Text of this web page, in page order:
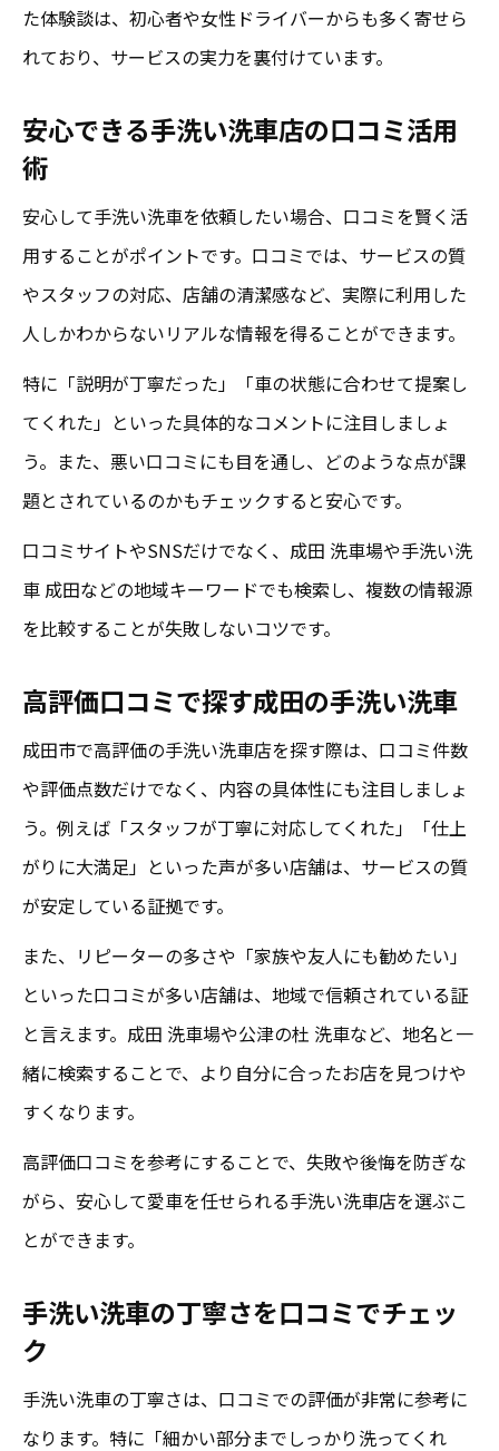
た体験談は、初心者や女性ドライバーからも多く寄せら
れており、サービスの実力を裏付けています。
安心できる手洗い洗車店の口コミ活用
術
安心して手洗い洗車を依頼したい場合、口コミを賢く活
用することがポイントです。口コミでは、サービスの質
やスタッフの対応、店舗の清潔感など、実際に利用した
人しかわからないリアルな情報を得ることができます。
特に「説明が丁寧だった」「車の状態に合わせて提案し
てくれた」といった具体的なコメントに注目しましょ
う。また、悪い口コミにも目を通し、どのような点が課
題とされているのかもチェックすると安心です。
口コミサイトやSNSだけでなく、成田 洗車場や手洗い洗
車 成田などの地域キーワードでも検索し、複数の情報源
を比較することが失敗しないコツです。
高評価口コミで探す成田の手洗い洗車
成田市で高評価の手洗い洗車店を探す際は、口コミ件数
や評価点数だけでなく、内容の具体性にも注目しましょ
う。例えば「スタッフが丁寧に対応してくれた」「仕上
がりに大満足」といった声が多い店舗は、サービスの質
が安定している証拠です。
また、リピーターの多さや「家族や友人にも勧めたい」
といった口コミが多い店舗は、地域で信頼されている証
と言えます。成田 洗車場や公津の杜 洗車など、地名と一
緒に検索することで、より自分に合ったお店を見つけや
すくなります。
高評価口コミを参考にすることで、失敗や後悔を防ぎな
がら、安心して愛車を任せられる手洗い洗車店を選ぶこ
とができます。
手洗い洗車の丁寧さを口コミでチェッ
ク
手洗い洗車の丁寧さは、口コミでの評価が非常に参考に
なります。特に「細かい部分までしっかり洗ってくれ